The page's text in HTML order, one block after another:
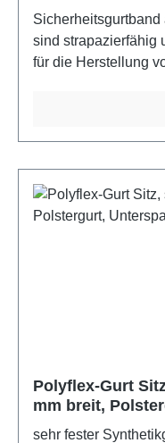
sind strapazierfähig
für die Herstellung
Anwendungen.
Polyflex-Gurt
mm breit,
Rolle(n) 100 m
sehr fester